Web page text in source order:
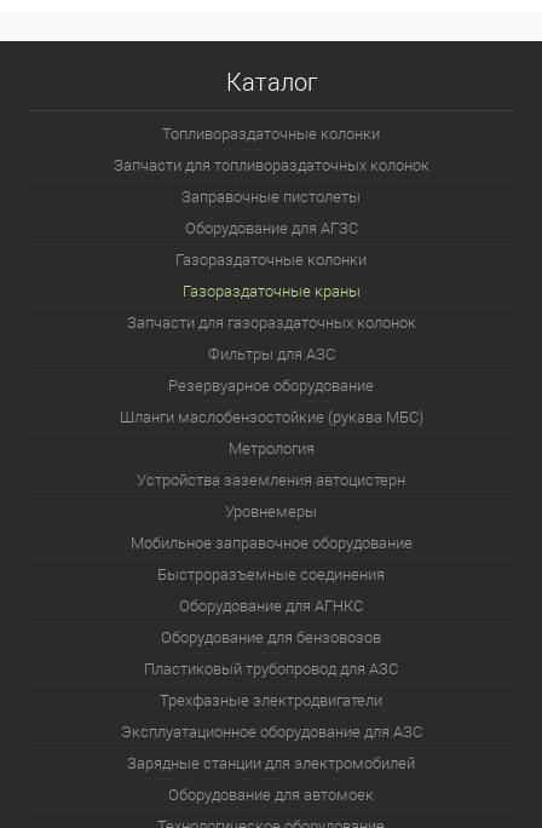
Каталог
Топливораздаточные колонки
Запчасти для топливораздаточных колонок
Заправочные пистолеты
Оборудование для АГЗС
Газораздаточные колонки
Газораздаточные краны
Запчасти для газораздаточных колонок
Фильтры для АЗС
Резервуарное оборудование
Шланги маслобензостойкие (рукава МБС)
Метрология
Устройства заземления автоцистерн
Уровнемеры
Мобильное заправочное оборудование
Быстроразъемные соединения
Оборудование для АГНКС
Оборудование для бензовозов
Пластиковый трубопровод для АЗС
Трехфазные электродвигатели
Эксплуатационное оборудование для АЗС
Зарядные станции для электромобилей
Оборудование для автомоек